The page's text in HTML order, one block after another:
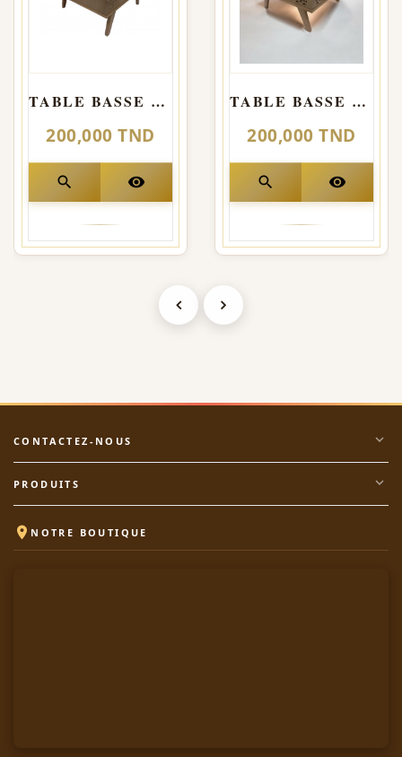
TABLE BASSE CARRE Model pencher
200,000 TND
search visibility
TABLE BASSE CARRE Model Droite
200,000 TND
search visibility
CONTACTEZ-NOUS expand_more
PRODUITS expand_more
 NOTRE BOUTIQUE